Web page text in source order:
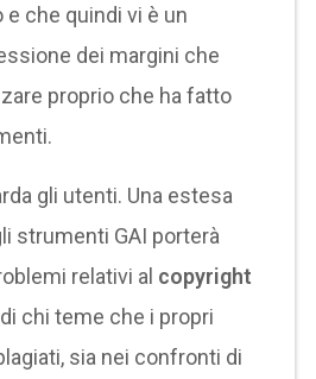
che quindi vi è un
dei margini che
proprio che ha fatto
gli utenti. Una estesa
strumenti GAI porterà
relativi al copyright
chi teme che i propri
sia nei confronti di